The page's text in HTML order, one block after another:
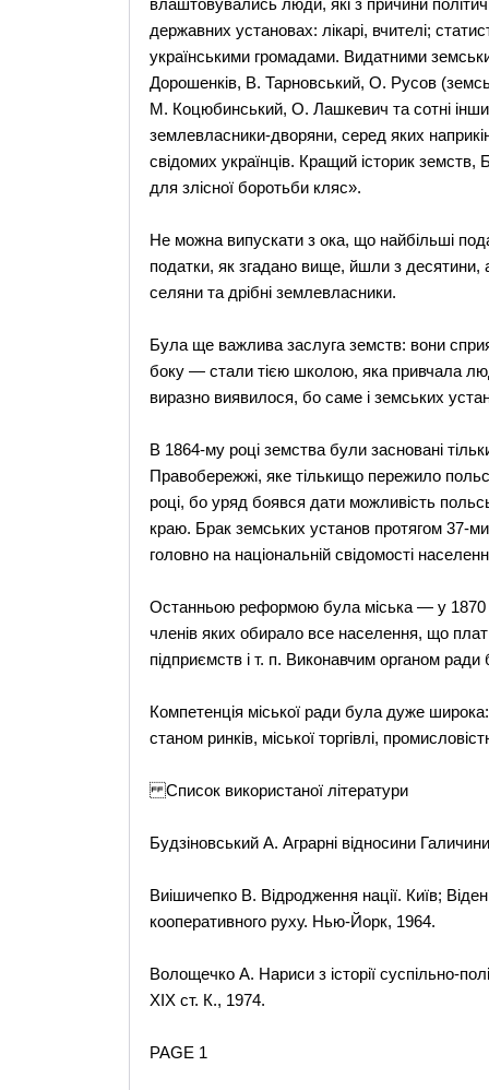
влаштовувались люди, які з причини
державних установах: лікарі, вчителі;
українськими громадами. Видатними
Дорошенків, В. Тарновський, О. Русов
М. Коцюбинський, О. Лашкевич та сотні
землевласники-дворяни, серед яких
свідомих українців. Кращий історик
для злісної боротьби кляс».
Не можна випускати з ока, що найбільші
податки, як згадано вище, йшли з десятини,
селяни та дрібні землевласники.
Була ще важлива заслуга земств: вони
боку — стали тією школою, яка привчала
виразно виявилося, бо саме і земських
В 1864-му році земства були засновані
Правобережжі, яке тількищо пережило
році, бо уряд боявся дати можливість
краю. Брак земських установ протягом 37-ми
головно на національній свідомості
Останньою реформою була міська — у 1870
членів яких обирало все населення, що
підприємств і т. п. Виконавчим органом
Компетенція міської ради була дуже
станом ринків, міської торгівлі,
Список використаної літератури
Будзіновський А. Аграрні відносини
Виішичепко В. Відродження нації. Київ;
кооперативного руху. Нью-Йорк, 1964.
Волощечко А. Нариси з історії суспільно-
XIX ст. К., 1974.
PAGE 1